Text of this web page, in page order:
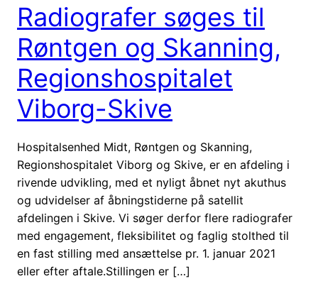
Radiografer søges til
Røntgen og Skanning,
Regionshospitalet
Viborg-Skive
Hospitalsenhed Midt, Røntgen og Skanning,
Regionshospitalet Viborg og Skive, er en afdeling i
rivende udvikling, med et nyligt åbnet nyt akuthus
og udvidelser af åbningstiderne på satellit
afdelingen i Skive. Vi søger derfor flere radiografer
med engagement, fleksibilitet og faglig stolthed til
en fast stilling med ansættelse pr. 1. januar 2021
eller efter aftale.Stillingen er […]